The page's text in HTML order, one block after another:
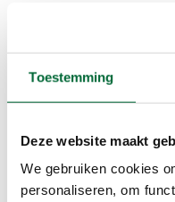
Toestemming
Deze website maakt
We gebruiken cookies
personaliseren, om
Volg de borden,
vervolg het pad
Zwinweg. Volg de
splitsing en ga
Mosselweg in. Loop
Mosselweg en sla